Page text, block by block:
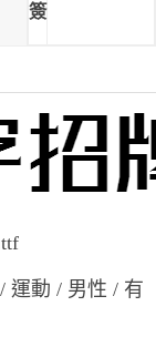
簽
運動 / 男性 / 有